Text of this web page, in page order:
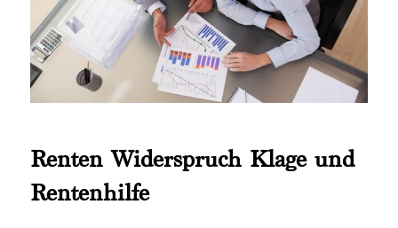
Renten Widerspruch Klage und
Rentenhilfe